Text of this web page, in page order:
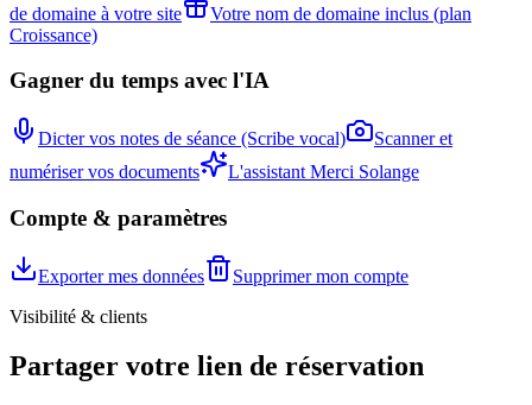
de domaine à votre site
Votre nom de domaine inclus (plan
Croissance)
Gagner du temps avec l'IA
Dicter vos notes de séance (Scribe vocal)
Scanner et
numériser vos documents
L'assistant Merci Solange
Compte & paramètres
Exporter mes données
Supprimer mon compte
Visibilité & clients
Partager votre lien de réservation